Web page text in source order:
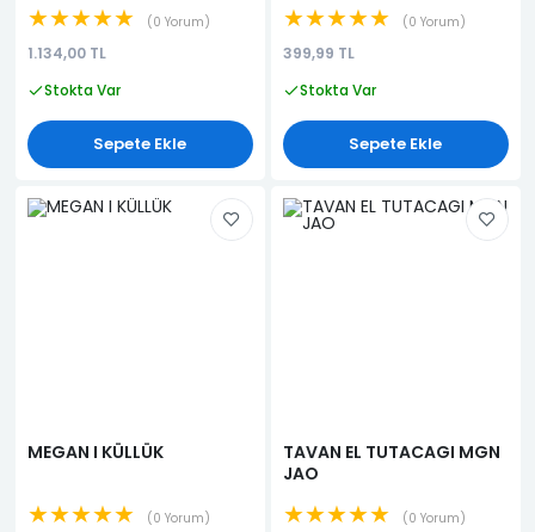
★★★★★ 0 Yorum
1.134,00 TL
Stokta Var
Sepete Ekle
★★★★★ 0 Yorum
399,99 TL
Stokta Var
Sepete Ekle
MEGAN I KÜLLÜK
★★★★★ 0 Yorum
TAVAN EL TUTACAGI MGN
JAO
★★★★★ 0 Yorum